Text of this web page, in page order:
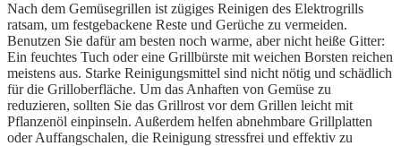
Nach dem Gemüsegrillen ist zügiges Reinigen des Elektrogrills
ratsam, um festgebackene Reste und Gerüche zu vermeiden.
Benutzen Sie dafür am besten noch warme, aber nicht heiße Gitter:
Ein feuchtes Tuch oder eine Grillbürste mit weichen Borsten reichen
meistens aus. Starke Reinigungsmittel sind nicht nötig und schädlich
für die Grilloberfläche. Um das Anhaften von Gemüse zu
reduzieren, sollten Sie das Grillrost vor dem Grillen leicht mit
Pflanzenöl einpinseln. Außerdem helfen abnehmbare Grillplatten
oder Auffangschalen, die Reinigung stressfrei und effektiv zu